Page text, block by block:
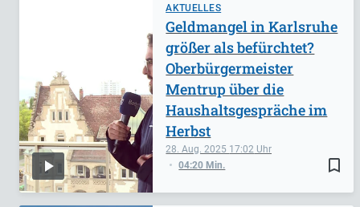
AKTUELLES
bookmark_border
28. Aug. 2025 17:02
04:20 Min.
Geldmangel in Karlsruhe
größer als befürchtet?
Oberbürgermeister
Mentrup über die
Haushaltsgespräche im
Herbst